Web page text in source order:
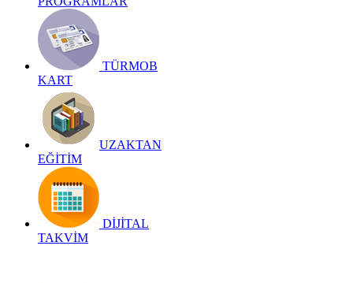
TÜRMOB
KART
UZAKTAN
EĞİTİM
DİJİTAL
TAKVİM